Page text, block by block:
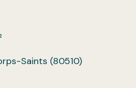
Saints (80510)